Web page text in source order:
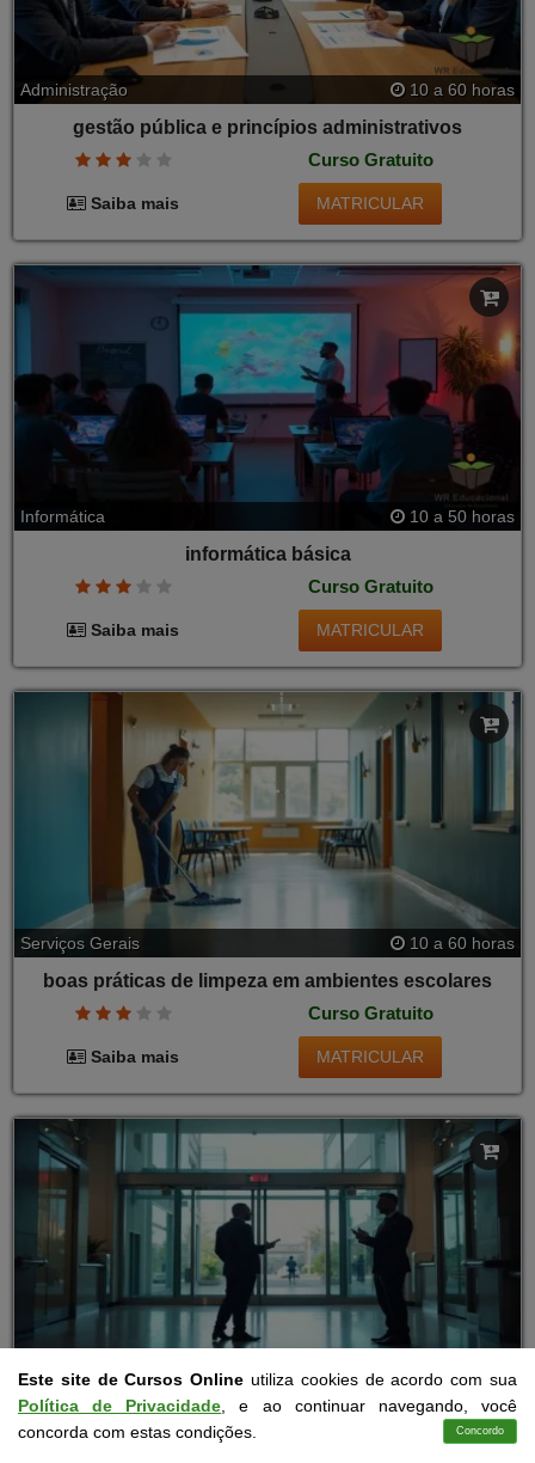
Administração 10 a 60 horas
gestão pública e princípios administrativos
Curso Gratuito
Saiba mais MATRICULAR
Informática 10 a 50 horas
informática básica
Curso Gratuito
Saiba mais MATRICULAR
Serviços Gerais 10 a 60 horas
boas práticas de limpeza em ambientes escolares
Curso Gratuito
Saiba mais MATRICULAR
Segurança Pública 10 a 60 horas
agente de portaria e controle de acesso
Este site de Cursos Online utiliza cookies de acordo com sua
Política de Privacidade , e ao continuar navegando, você
concorda com estas condições.
Concordo
Contato Cursos Login